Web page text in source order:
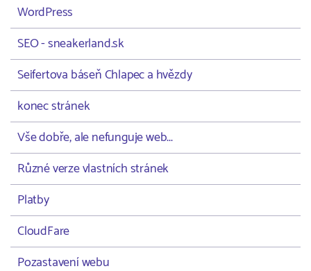
WordPress
SEO - sneakerland.sk
Seifertova báseň Chlapec a hvězdy
konec stránek
Vše dobře, ale nefunguje web...
Různé verze vlastních stránek
Platby
CloudFare
Pozastavení webu